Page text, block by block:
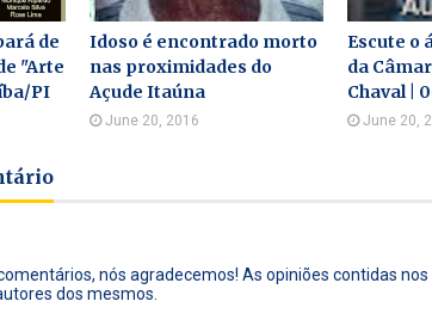
de
"Arte
PI
Idoso é encontrado morto
nas proximidades do
Açude Itaúna
June 20, 2016
Escute o
da
Chaval |
June 20,
nós agradecemos! As opiniões contidas
dos mesmos.